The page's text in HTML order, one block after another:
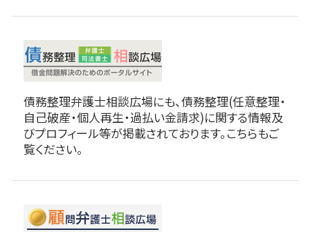
債務整理弁護士相談広場にも、債務整理(任意整理・
自己破産・個人再生・過払い金請求)に関する情報及
びプロフィール等が掲載されております。こちらもご
覧ください。